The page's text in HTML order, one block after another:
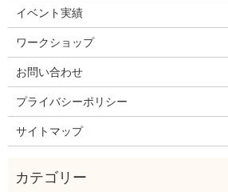
イベント実績
ワークショップ
お問い合わせ
プライバシーポリシー
サイトマップ